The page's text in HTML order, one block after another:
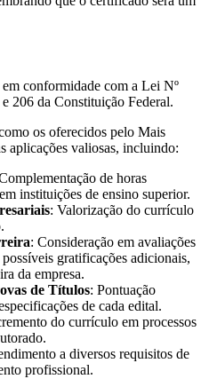
conformidade com a Lei Nº
206 da Constituição Federal.
os oferecidos pelo Mais
aplicações valiosas, incluindo:
de horas
instituições de ensino superior.
: Valorização do currículo
: Consideração em avaliações
gratificações adicionais,
da empresa.
de Títulos: Pontuação
de cada edital.
do currículo em processos
a diversos requisitos de
profissional.